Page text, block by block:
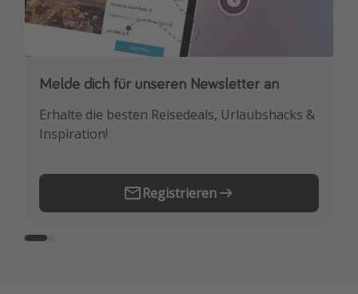
Melde dich für unseren Newsletter an
Erhalte die besten Reisedeals, Urlaubshacks &
Inspiration!
Registrieren
Downloade unsere App
Buche die besten Reiseschnäppchen als
Erstes.